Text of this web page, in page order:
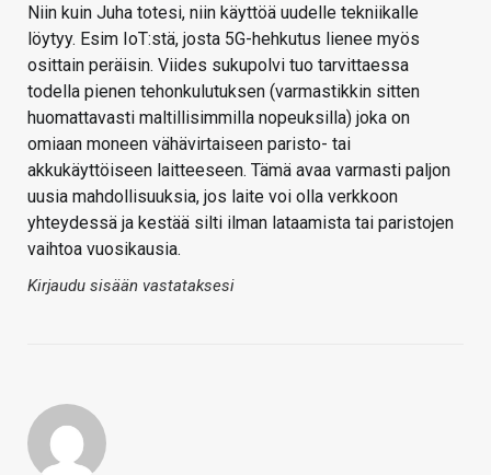
Niin kuin Juha totesi, niin käyttöä uudelle tekniikalle
löytyy. Esim IoT:stä, josta 5G-hehkutus lienee myös
osittain peräisin. Viides sukupolvi tuo tarvittaessa
todella pienen tehonkulutuksen (varmastikkin sitten
huomattavasti maltillisimmilla nopeuksilla) joka on
omiaan moneen vähävirtaiseen paristo- tai
akkukäyttöiseen laitteeseen. Tämä avaa varmasti paljon
uusia mahdollisuuksia, jos laite voi olla verkkoon
yhteydessä ja kestää silti ilman lataamista tai paristojen
vaihtoa vuosikausia.
Kirjaudu sisään vastataksesi